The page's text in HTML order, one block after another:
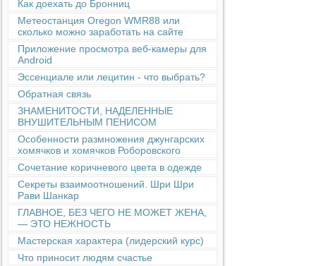
Как доехать до Бронниц
Метеостанция Oregon WMR88 или
сколько можно заработать на сайте
Приложение просмотра веб-камеры для
Android
Эссенциале или лецитин - что выбрать?
Обратная связь
ЗНАМЕНИТОСТИ, НАДЕЛЕННЫЕ
ВНУШИТЕЛЬНЫМ ПЕНИСОМ
Особенности размножения джунгарских
хомячков и хомячков Роборовского
Сочетание коричневого цвета в одежде
Секреты взаимоотношений. Шри Шри
Рави Шанкар
ГЛАВНОЕ, БЕЗ ЧЕГО НЕ МОЖЕТ ЖЕНА,
— ЭТО НЕЖНОСТЬ
Мастерская характера (лидерский курс)
Что приносит людям счастье